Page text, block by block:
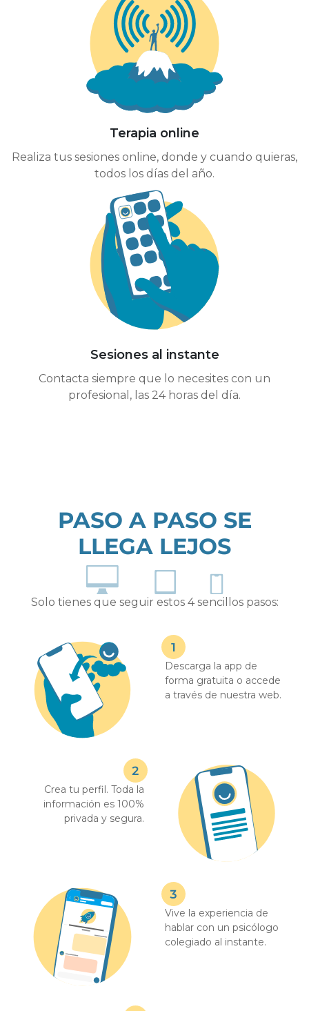
Terapia online
Realiza tus sesiones online, donde y cuando quieras,
todos los días del año.
Sesiones al instante
Contacta siempre que lo necesites con un
profesional, las 24 horas del día.
PASO A PASO SE
LLEGA LEJOS
Solo tienes que seguir estos 4 sencillos pasos:
Descarga la app de
forma gratuita o accede
a través de nuestra web.
Crea tu perfil. Toda la
información es 100%
privada y segura.
Vive la experiencia de
hablar con un psicólogo
colegiado al instante.